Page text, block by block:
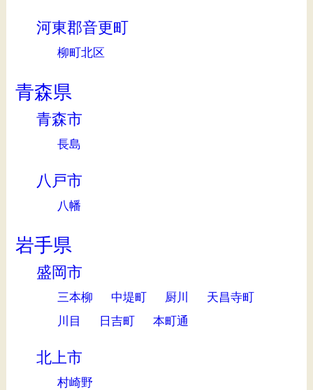
河東郡音更町
柳町北区
青森県
青森市
長島
八戸市
八幡
岩手県
盛岡市
三本柳 中堤町 厨川
天昌寺町
川目
日吉町 本町通
北上市
村崎野